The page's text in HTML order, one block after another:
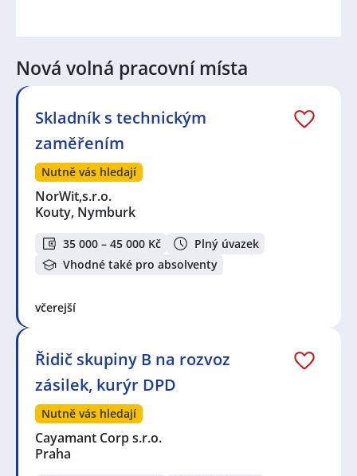
Nová volná pracovní místa
Skladník s technickým
zaměřením
Nutně vás hledají
NorWit,s.r.o.
Kouty, Nymburk
35 000 – 45 000 Kč
Plný úvazek
Vhodné také pro absolventy
včerejší
Řidič skupiny B na rozvoz
zásilek, kurýr DPD
Nutně vás hledají
Cayamant Corp s.r.o.
Praha